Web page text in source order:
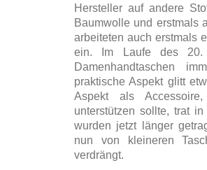
Hersteller auf andere
Baumwolle und erstmals
arbeiteten auch erstmals
ein. Im Laufe des 20.
Damenhandtaschen
praktische Aspekt glitt
Aspekt als
unterstützen sollte, trat
wurden jetzt länger
nun von kleineren
verdrängt.